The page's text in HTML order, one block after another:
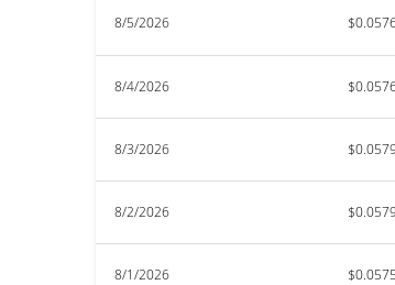
8/5/2026
8/4/2026
8/3/2026
8/2/2026
8/1/2026